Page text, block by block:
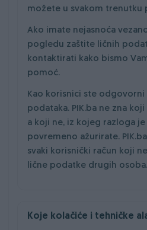
možete u svakom trenutku
Ako imate nejasnoća
pogledu zaštite ličnih
kontaktirati kako bismo
pomoć.
Kao korisnici ste odgovorni
podataka. PIK.ba ne zna
a koji ne, iz kojeg razloga je
povremeno ažurirate.
svaki korisnički račun koji
lične podatke drugih osoba.
Koje kolačiće i tehničke